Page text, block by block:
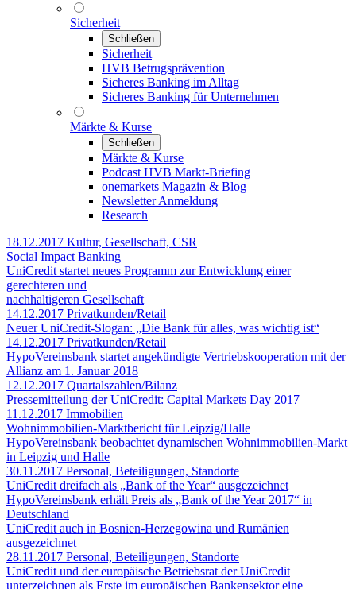
Sicherheit
Schließen
Sicherheit
HVB Betrugsprävention
Sicheres Banking im Alltag
Sicheres Banking für Unternehmen
Märkte & Kurse
Schließen
Märkte & Kurse
Podcast HVB Markt-Briefing
onemarkets Magazin & Blog
Newsletter Anmeldung
Research
18.12.2017 Kultur, Gesellschaft, CSR
Social Impact Banking
UniCredit startet neues Programm zur Entwicklung einer
gerechteren und
nachhaltigeren Gesellschaft
14.12.2017 Privatkunden/Retail
Neuer UniCredit-Slogan: „Die Bank für alles, was wichtig ist“
14.12.2017 Privatkunden/Retail
HypoVereinsbank startet angekündigte Vertriebskooperation mit der
Allianz am 1. Januar 2018
12.12.2017 Quartalszahlen/Bilanz
Pressemitteilung der UniCredit: Capital Markets Day 2017
11.12.2017 Immobilien
Wohnimmobilien-Marktbericht für Leipzig/Halle
HypoVereinsbank beobachtet dynamischen Wohnimmobilien-Markt
in Leipzig und Halle
30.11.2017 Personal, Beteiligungen, Standorte
UniCredit dreifach als „Bank of the Year“ ausgezeichnet
HypoVereinsbank erhält Preis als „Bank of the Year 2017“ in
Deutschland
UniCredit auch in Bosnien-Herzegowina und Rumänien
ausgezeichnet
28.11.2017 Personal, Beteiligungen, Standorte
UniCredit und der europäische Betriebsrat der UniCredit
unterzeichnen als Erste im europäischen Bankensektor eine